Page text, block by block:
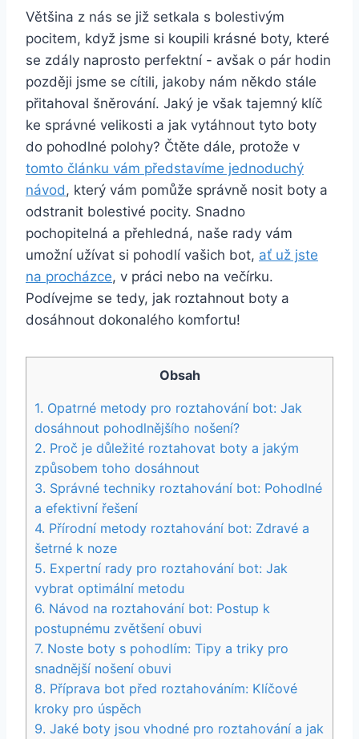
Většina z ⁢nás se ⁣již setkala ‌s​ bolestivým
pocitem, když jsme si⁢ koupili ⁢krásné boty, ⁢které
se zdály naprosto perfektní -‌ avšak ‍o pár ⁣hodin
⁢později jsme se cítili,‌ jakoby nám někdo stále
přitahoval šněrování. Jaký je však tajemný klíč
ke správné velikosti​ a jak vytáhnout tyto boty
do⁢ pohodlné polohy? Čtěte dále, protože v
tomto⁣ článku vám‍ představíme jednoduchý
návod , který⁣ vám pomůže⁣ správně​ nosit boty a
‍odstranit bolestivé pocity. Snadno
pochopitelná a ‌přehledná, naše rady vám⁢
umožní užívat si pohodlí ‍vašich bot, ať⁢ už jste
na procházce, v ‍práci ⁤nebo na ‍večírku. ​
Podívejme se tedy,⁤ jak roztahnout boty a
dosáhnout dokonalého komfortu!
Obsah
1. Opatrné metody pro⁢ roztahování bot:‍ Jak​
dosáhnout pohodlnějšího nošení?
2. Proč je ⁣důležité ⁣roztahovat boty a jakým
způsobem‌ toho dosáhnout
3.‌ Správné ⁤techniky roztahování bot:⁣ Pohodlné⁣
a efektivní řešení
4. Přírodní metody roztahování bot: ‌Zdravé⁢ a‍
šetrné k noze
5. Expertní rady pro roztahování bot:⁢ Jak
⁢vybrat optimální⁤ metodu
6. Návod ⁣na roztahování bot: Postup k
‍postupnému zvětšení‌ obuvi
7. Noste boty ⁣s pohodlím: Tipy a triky ⁤pro​
snadnější nošení​ obuvi
8. Příprava ⁢bot před roztahováním: Klíčové
kroky pro úspěch
9. Jaké boty jsou vhodné‌ pro roztahování a jak